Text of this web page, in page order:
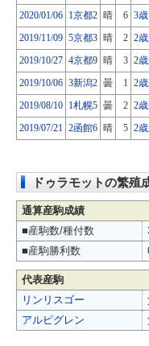
2020/01/06 1京都2 晴 6 3
2019/11/09 5京都3 晴 2 2
2019/10/27 4京都9 晴 3 2
2019/10/06 3新潟2 曇 1 2
2019/08/10 1札幌5 曇 2 2
2019/07/21 2函館6 晴 5 2
ドゥラモットの繁殖
通算産駒成績
■産駒数/種付数
■産駒勝利数
代表産駒
リンリスゴー
アルピグレン